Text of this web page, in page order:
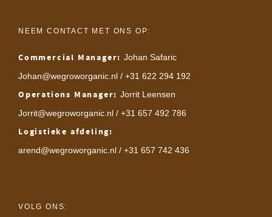
NEEM CONTACT MET ONS OP:
Commercial Manager: Johan Safaric
Johan@wegroworganic.nl / +31 622 294 192
Operations Manager: Jorrit Leensen
Jorrit@wegroworganic.nl / +31 657 492 786
Logistieke afdeling:
arend@wegroworganic.nl / +31 657 742 436
VOLG ONS: